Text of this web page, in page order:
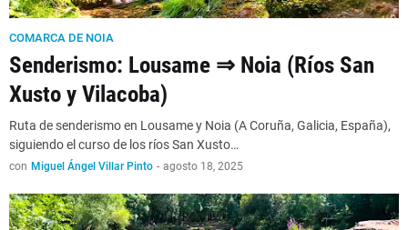
COMARCA DE NOIA
Senderismo: Lousame ⇒ Noia (Ríos San
Xusto y Vilacoba)
Ruta de senderismo en Lousame y Noia (A Coruña, Galicia, España),
siguiendo el curso de los ríos San Xusto…
con Miguel Ángel Villar Pinto - agosto 18, 2025